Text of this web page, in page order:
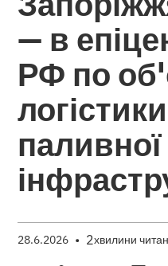
— в
РФ по
паливної
28.6.2026 • 2хвилини